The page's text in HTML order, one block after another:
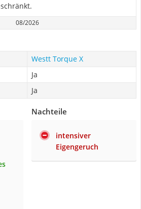
08/2026
Westt Torque X
Ja
Ja
Nachteile
intensiver
Eigengeruch